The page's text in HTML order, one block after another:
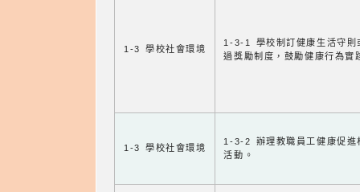
1-3 學校社會環境
1-3-1 學校制訂健康生活守則
過獎勵制度，鼓勵健康行為實
1-3 學校社會環境
1-3-2 辦理教職員工健康促進
活動。